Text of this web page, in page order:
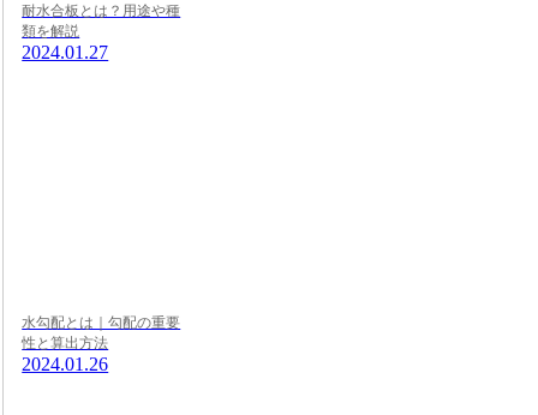
耐水合板とは？用途や種
類を解説
2024.01.27
水勾配とは｜勾配の重要
性と算出方法
2024.01.26